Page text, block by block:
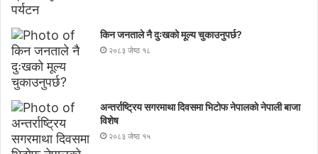
किन जनताले नै दुःखको मूल्य चुकाउनुपर्छ?
२०८३ जेष्ठ १८
अन्तर्राष्ट्रिय सगरमाथा दिवसमा भिटाेफ नेपालकाे नेपाली बाजा
विशेष
२०८३ जेष्ठ १५